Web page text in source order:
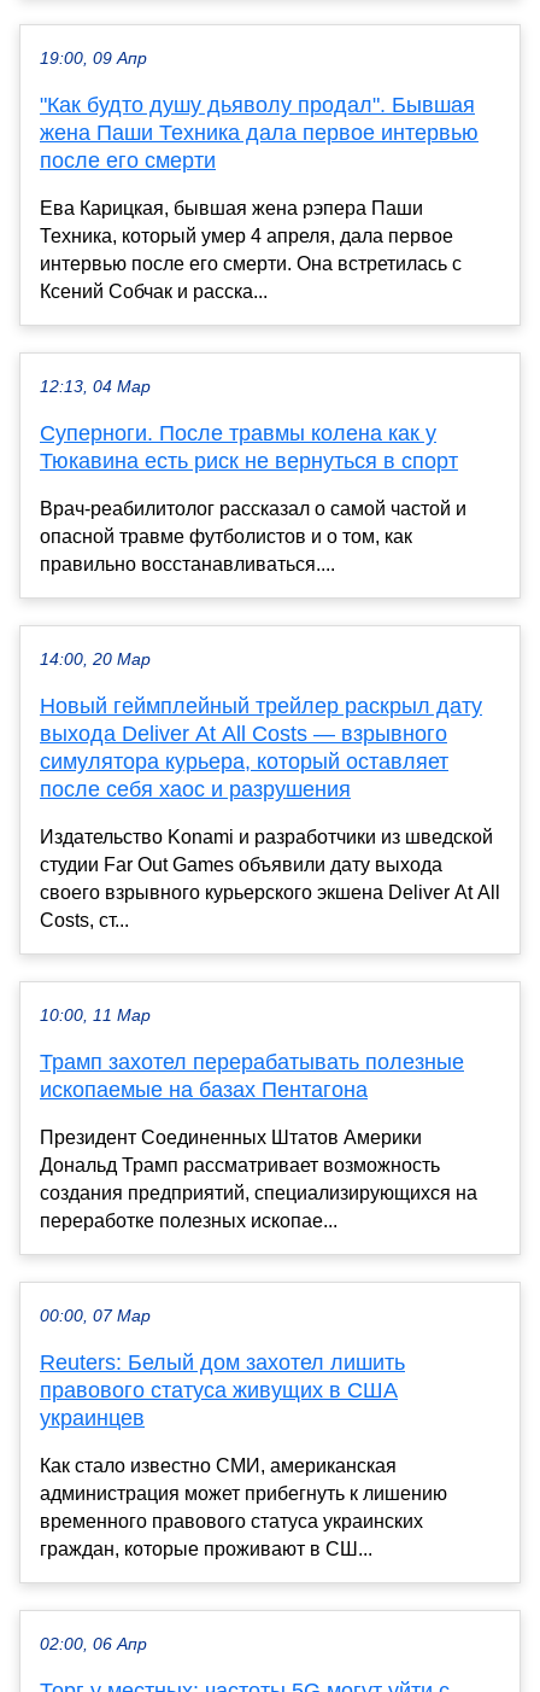
19:00, 09 Апр
"Как будто душу дьяволу продал". Бывшая
жена Паши Техника дала первое интервью
после его смерти
Ева Карицкая, бывшая жена рэпера Паши
Техника, который умер 4 апреля, дала первое
интервью после его смерти. Она встретилась с
Ксений Собчак и расска...
12:13, 04 Мар
Суперноги. После травмы колена как у
Тюкавина есть риск не вернуться в спорт
Врач-реабилитолог рассказал о самой частой и
опасной травме футболистов и о том, как
правильно восстанавливаться....
14:00, 20 Мар
Новый геймплейный трейлер раскрыл дату
выхода Deliver At All Costs — взрывного
симулятора курьера, который оставляет
после себя хаос и разрушения
Издательство Konami и разработчики из шведской
студии Far Out Games объявили дату выхода
своего взрывного курьерского экшена Deliver At All
Costs, ст...
10:00, 11 Мар
Трамп захотел перерабатывать полезные
ископаемые на базах Пентагона
Президент Соединенных Штатов Америки
Дональд Трамп рассматривает возможность
создания предприятий, специализирующихся на
переработке полезных ископае...
00:00, 07 Мар
Reuters: Белый дом захотел лишить
правового статуса живущих в США
украинцев
Как стало известно СМИ, американская
администрация может прибегнуть к лишению
временного правового статуса украинских
граждан, которые проживают в СШ...
02:00, 06 Апр